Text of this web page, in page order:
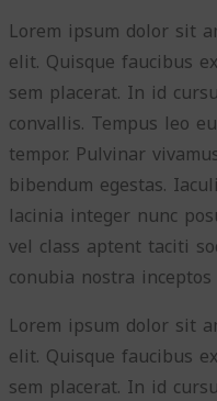
Lorem ipsum dolor sit
elit. Quisque faucibus
sem placerat. In id
convallis. Tempus leo
tempor. Pulvinar
bibendum egestas.
lacinia integer nunc
vel class aptent taciti
conubia nostra inceptos
Lorem ipsum dolor sit
elit. Quisque faucibus
sem placerat. In id